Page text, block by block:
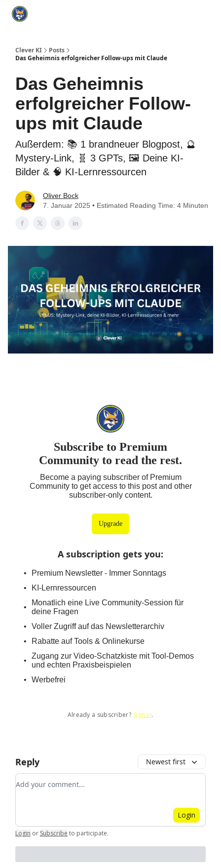
Clever KI
Posts
Das Geheimnis erfolgreicher Follow-ups mit Claude
Das Geheimnis
erfolgreicher Follow-
ups mit Claude
Außerdem: 📚 1 brandneuer Blogpost, 🔮
Mystery-Link, 🧬 3 GPTs, 🖼️ Deine KI-
Bilder & 🧠 KI-Lernressourcen
Oliver Bock
7. Januar 2025 • Estimated Reading Time: 4 Minuten
Subscribe to Premium
Community to read the rest.
Become a paying subscriber of Premium
Community to get access to this post and other
subscriber-only content.
Upgrade
A subscription gets you:
Premium Newsletter - Immer Sonntags
KI-Lernressourcen
Monatlich eine Live Community-Session für
deine Fragen
Voller Zugriff auf das Newsletterarchiv
Rabatte auf Tools & Onlinekurse
Zugang zur Video-Schatzkiste mit Tool-Demos
und echten Praxisbeispielen
Werbefrei
Already a subscriber? Sign in.
Reply Newest first
Add your comment
Login
Login or Subscribe to participate.